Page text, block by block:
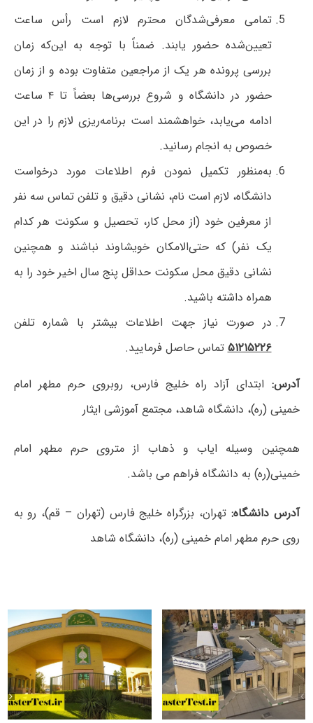
تمامی معرفی‌شدگان محترم لازم است رأس ساعت
تعیین‌شده حضور یابند. ضمناً با توجه به این‌که زمان
بررسی پرونده هر یک از مراجعین متفاوت بوده و از زمان
حضور در دانشگاه و شروع بررسی‌ها بعضاً تا ۴ ساعت
ادامه می‌یابد، خواهشمند است برنامه‌ریزی لازم را در این
خصوص به انجام رسانید.
به‌منظور تکمیل نمودن فرم اطلاعات مورد درخواست
دانشگاه، لازم است نام، نشانی دقیق و تلفن تماس سه نفر
از معرفین خود (از محل کار، تحصیل و سکونت هر کدام
یک نفر) که حتی‌الامکان خویشاوند نباشند و همچنین
نشانی دقیق محل سکونت حداقل پنج سال اخیر خود را به
همراه داشته باشید.
در صورت نیاز جهت اطلاعات بیشتر با شماره تلفن
۵۱۲۱۵۲۲۶تماس حاصل فرمایید.
آدرس: ابتدای آزاد راه خلیج فارس، روبروی حرم مطهر امام
خمینی (ره)، دانشگاه شاهد، مجتمع آموزشی ایثار
همچنین وسیله ایاب و ذهاب از متروی حرم مطهر امام
خمینی(ره) به دانشگاه فراهم می باشد.
آدرس دانشگاه:تهران، بزرگراه خلیج فارس (تهران – قم)، رو به
روی حرم مطهر امام خمینی (ره)، دانشگاه شاهد